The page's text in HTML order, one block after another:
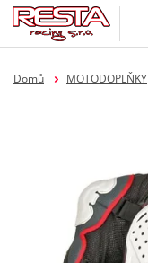
Domů MOTODOPLŇKY